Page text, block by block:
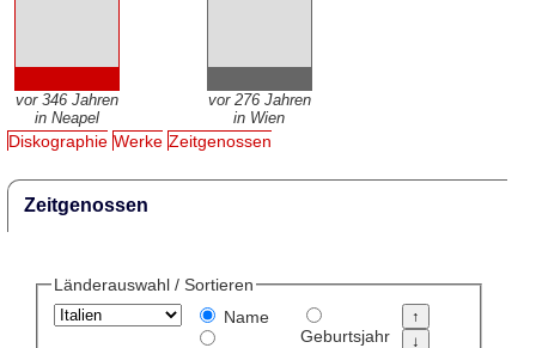
vor 346 Jahren
in Neapel
vor 276 Jahren
in Wien
Diskographie Werke Zeitgenossen
Zeitgenossen
Länderauswahl / Sortieren
Name
Geburtsjahr